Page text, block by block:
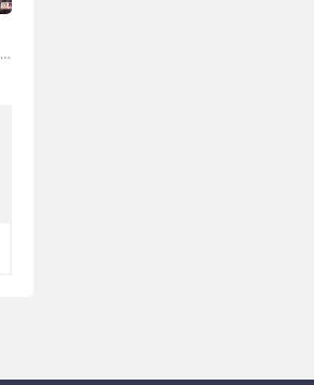
2026, Испания, мультфильм, фантастика, комедия, приключения